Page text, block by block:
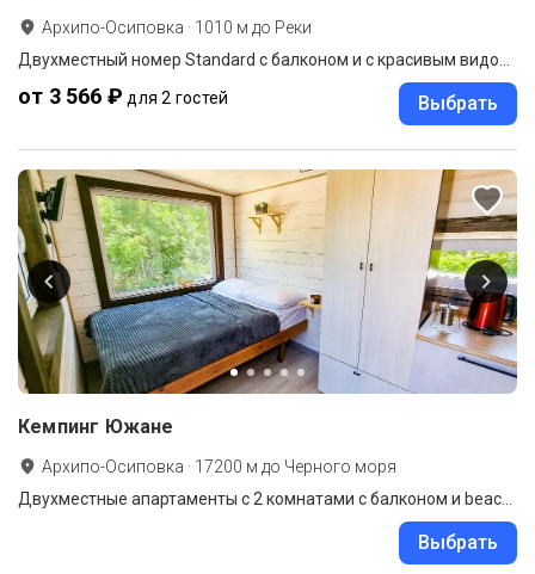
Архипо-Осиповка · 1010 м до Реки
от 3 566 ₽ для 2 гостей Выбрать
Кемпинг Южане
Архипо-Осиповка · 17200 м до Черного моря
Выбрать